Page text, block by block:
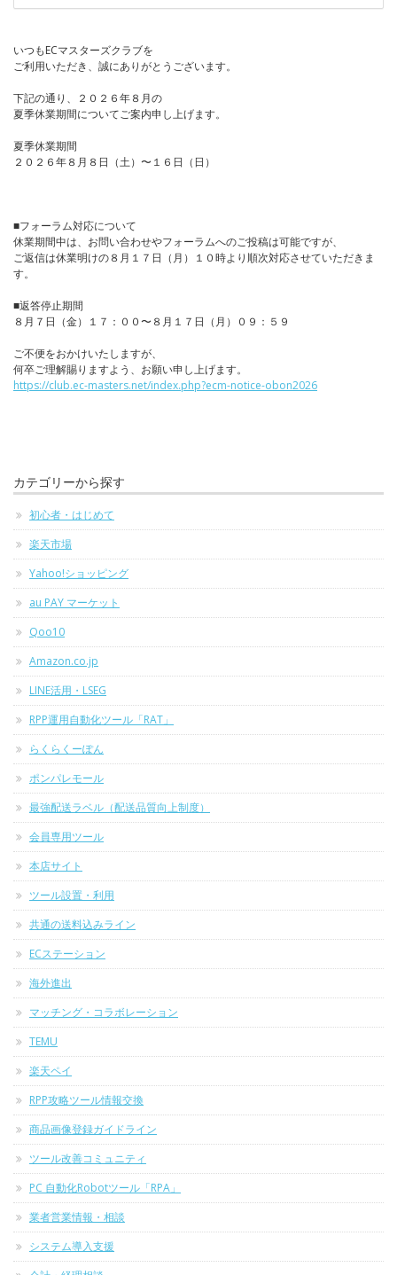
いつもECマスターズクラブを
ご利用いただき、誠にありがとうございます。
下記の通り、２０２６年８月の
夏季休業期間についてご案内申し上げます。
夏季休業期間
２０２６年８月８日（土）〜１６日（日）
■フォーラム対応について
休業期間中は、お問い合わせやフォーラムへのご投稿は可能ですが、
ご返信は休業明けの８月１７日（月）１０時より順次対応させていただきま
す。
■返答停止期間
８月７日（金）１７：００〜８月１７日（月）０９：５９
ご不便をおかけいたしますが、
何卒ご理解賜りますよう、お願い申し上げます。
https://club.ec-masters.net/index.php?ecm-notice-obon2026
カテゴリーから探す
初心者・はじめて
楽天市場
Yahoo!ショッピング
au PAY マーケット
Qoo10
Amazon.co.jp
LINE活用・LSEG
RPP運用自動化ツール「RAT」
らくらくーぽん
ポンパレモール
最強配送ラベル（配送品質向上制度）
会員専用ツール
本店サイト
ツール設置・利用
共通の送料込みライン
ECステーション
海外進出
マッチング・コラボレーション
TEMU
楽天ペイ
RPP攻略ツール情報交換
商品画像登録ガイドライン
ツール改善コミュニティ
PC 自動化Robotツール「RPA」
業者営業情報・相談
システム導入支援